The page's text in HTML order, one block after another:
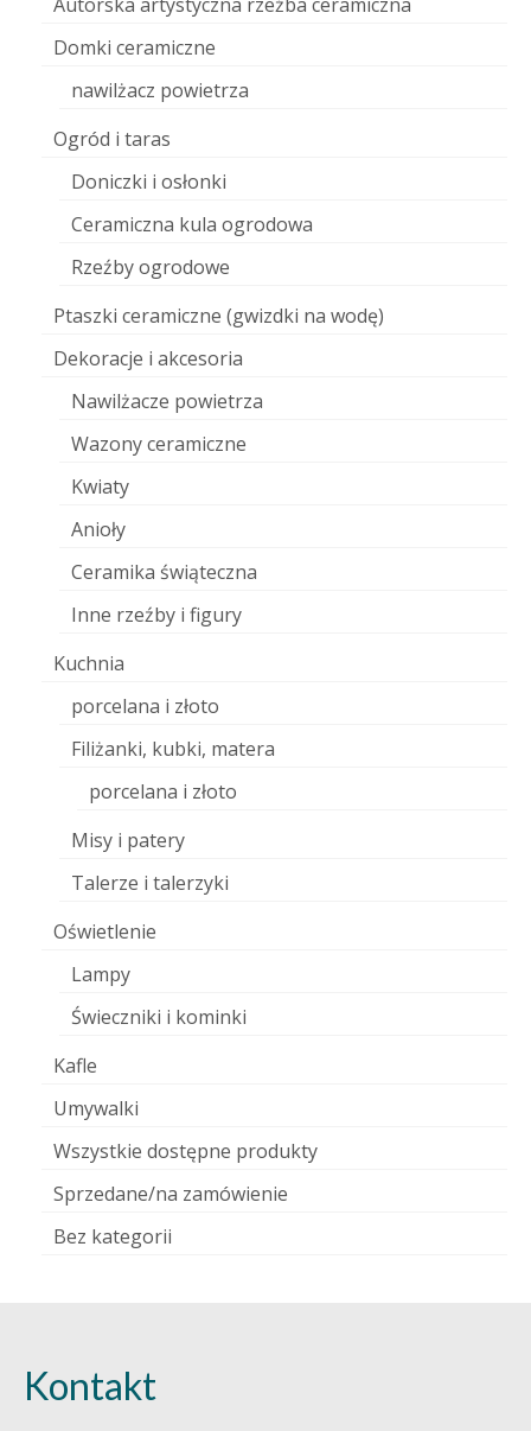
Domki ceramiczne
nawilżacz powietrza
Ogród i taras
Doniczki i osłonki
Ceramiczna kula ogrodowa
Rzeźby ogrodowe
Ptaszki ceramiczne (gwizdki na wodę)
Dekoracje i akcesoria
Nawilżacze powietrza
Wazony ceramiczne
Kwiaty
Anioły
Ceramika świąteczna
Inne rzeźby i figury
Kuchnia
porcelana i złoto
Filiżanki, kubki, matera
porcelana i złoto
Misy i patery
Talerze i talerzyki
Oświetlenie
Lampy
Świeczniki i kominki
Kafle
Umywalki
Wszystkie dostępne produkty
Sprzedane/na zamówienie
Bez kategorii
Kontakt